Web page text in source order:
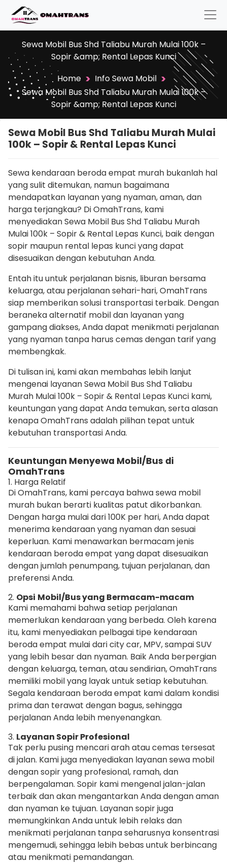
Sewa Mobil Bus Shd Taliabu Murah Mulai 100k –
Sopir &amp; Rental Lepas Kunci
Home > Info Sewa Mobil >
Sewa Mobil Bus Shd Taliabu Murah Mulai 100k –
Sopir &amp; Rental Lepas Kunci
Sewa Mobil Bus Shd Taliabu Murah Mulai
100k – Sopir & Rental Lepas Kunci
Sewa kendaraan beroda empat murah bukanlah hal
yang sulit ditemukan, namun bagaimana
mendapatkan layanan yang nyaman, aman, dan
harga terjangkau? Di OmahTrans, kami
menyediakan Sewa Mobil Bus Shd Taliabu Murah
Mulai 100k – Sopir & Rental Lepas Kunci, baik dengan
sopir maupun rental lepas kunci yang dapat
disesuaikan dengan kebutuhan Anda.
Entah itu untuk perjalanan bisnis, liburan bersama
keluarga, atau perjalanan sehari-hari, OmahTrans
siap memberikan solusi transportasi terbaik. Dengan
beraneka alternatif mobil dan layanan yang
gampang diakses, Anda dapat menikmati perjalanan
yang nyaman tanpa harus cemas dengan tarif yang
membengkak.
Di tulisan ini, kami akan membahas lebih lanjut
mengenai layanan Sewa Mobil Bus Shd Taliabu
Murah Mulai 100k – Sopir & Rental Lepas Kunci kami,
keuntungan yang dapat Anda temukan, serta alasan
kenapa OmahTrans adalah pilihan tepat untuk
kebutuhan transportasi Anda.
Keuntungan Menyewa Mobil/Bus di
OmahTrans
1. Harga Relatif
Di OmahTrans, kami percaya bahwa sewa mobil
murah bukan berarti kualitas patut dikorbankan.
Dengan harga mulai dari 100K per hari, Anda dapat
menerima kendaraan yang nyaman dan sesuai
keperluan. Kami menawarkan bermacam jenis
kendaraan beroda empat yang dapat disesuaikan
dengan jumlah penumpang, tujuan perjalanan, dan
preferensi Anda.
2. Opsi Mobil/Bus yang Bermacam-macam
Kami memahami bahwa setiap perjalanan
memerlukan kendaraan yang berbeda. Oleh karena
itu, kami menyediakan pelbagai tipe kendaraan
beroda empat mulai dari city car, MPV, sampai SUV
yang lebih besar dan nyaman. Baik Anda berpergian
dengan keluarga, teman, atau sendirian, OmahTrans
memiliki mobil yang layak untuk setiap kebutuhan.
Segala kendaraan beroda empat kami dalam kondisi
prima dan terawat dengan bagus, sehingga
perjalanan Anda lebih menyenangkan.
3. Layanan Sopir Profesional
Tak perlu pusing mencari arah atau cemas tersesat
di jalan. Kami juga menyediakan layanan sewa mobil
dengan sopir yang profesional, ramah, dan
berpengalaman. Sopir kami mengenal jalan-jalan
terbaik dan akan mengantarkan Anda dengan aman
dan nyaman ke tujuan. Layanan sopir juga
memungkinkan Anda untuk lebih relaks dan
menikmati perjalanan tanpa seharusnya konsentrasi
mengemudi, sehingga lebih bebas untuk berbincang
atau menikmati pemandangan.